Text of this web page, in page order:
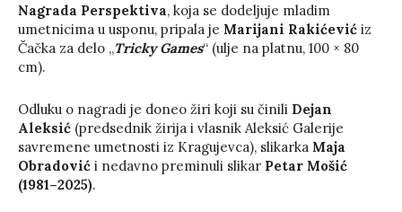
Nagrada Perspektiva, koja se dodeljuje mladim
umetnicima u usponu, pripala je Marijani Rakićević iz
Čačka za delo „Tricky Games“ (ulje na platnu, 100 × 80
cm).
Odluku o nagradi je doneo žiri koji su činili Dejan
Aleksić (predsednik žirija i vlasnik Aleksić Galerije
savremene umetnosti iz Kragujevca), slikarka Maja
Obradović i nedavno preminuli slikar Petar Mošić
(1981–2025).